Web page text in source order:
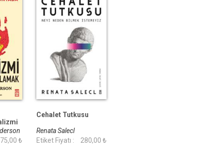
₺
Cehalet Tutkusu
Renata Salecl
Etiket Fiyatı :
280,00 ₺